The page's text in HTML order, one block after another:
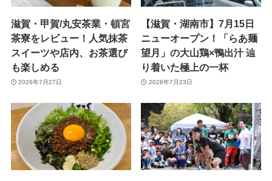
滋賀・甲賀/丸安茶業・頓宮
茶寮をレビュー！人気抹茶
スイーツや店内、お茶選び
も楽しめる
2026年7月27日
【滋賀・湖南市】7月15日
ニューオープン！「らあ麺
望月」の大山鶏×鴨出汁 辿
り着いた極上の一杯
2026年7月23日